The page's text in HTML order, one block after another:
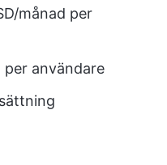
månad per
per användare